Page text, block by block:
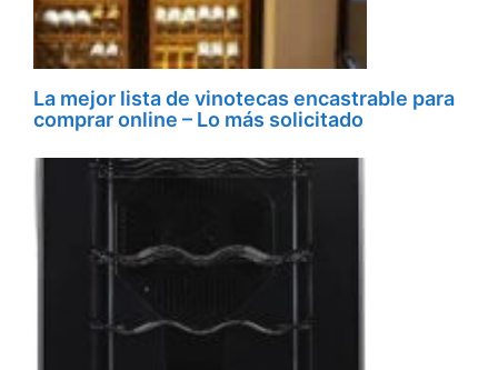
La mejor lista de vinotecas encastrable para
comprar online – Lo más solicitado